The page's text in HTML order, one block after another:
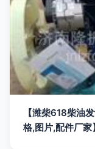
【潍柴618柴油
格,图片,配件厂家】